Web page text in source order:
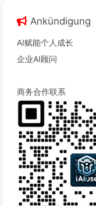
Ankündigung
AI赋能个人成长
企业AI顾问
商务合作联系